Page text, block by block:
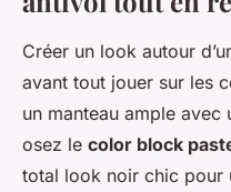
Créer un look autour
avant tout jouer sur les
un manteau ample avec
osez le color block
total look noir chic pour